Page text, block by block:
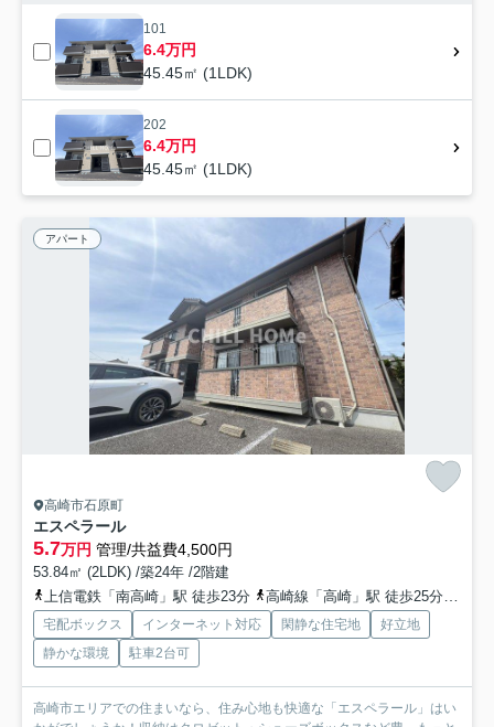
101
6.4万円
45.45㎡ (1LDK)
202
6.4万円
45.45㎡ (1LDK)
アパート
高崎市石原町
エスペラール
5.7万円 管理/共益費4,500円
53.84㎡ (2LDK) /築24年 /2階建
上信電鉄「南高崎」駅 徒歩23分
高崎線「高崎」駅 徒歩25分
宅配ボックス インターネット対応 閑静な住宅地
好立地
静かな環境
駐車2台可
高崎市エリアでの住まいなら、住み心地も快適な「エスペラール」はい